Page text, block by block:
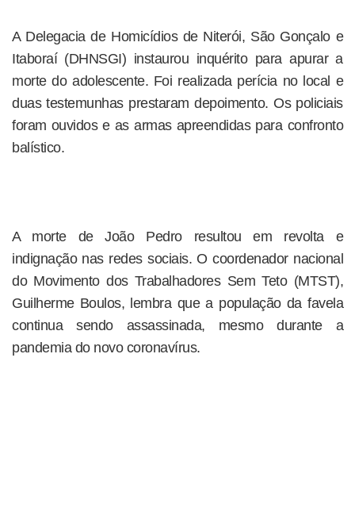
A Delegacia de Homicídios de Niterói, São Gonçalo e
Itaboraí (DHNSGI) instaurou inquérito para apurar a
morte do adolescente. Foi realizada perícia no local e
duas testemunhas prestaram depoimento. Os policiais
foram ouvidos e as armas apreendidas para confronto
balístico.
A morte de João Pedro resultou em revolta e
indignação nas redes sociais. O coordenador nacional
do Movimento dos Trabalhadores Sem Teto (MTST),
Guilherme Boulos, lembra que a população da favela
continua sendo assassinada, mesmo durante a
pandemia do novo coronavírus.